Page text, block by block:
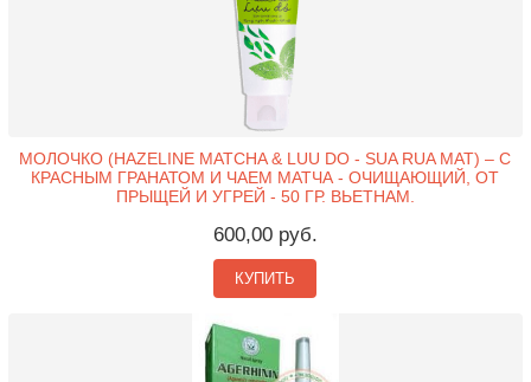
МОЛОЧКО (HAZELINE MATCHA & LUU DO - SUA RUA MAT) – С
КРАСНЫМ ГРАНАТОМ И ЧАЕМ МАТЧА - ОЧИЩАЮЩИЙ, ОТ
ПРЫЩЕЙ И УГРЕЙ - 50 ГР. ВЬЕТНАМ.
600,00 руб.
КУПИТЬ